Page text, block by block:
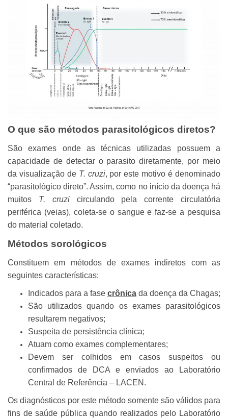
O que são métodos parasitológicos diretos?
São exames onde as técnicas utilizadas possuem a
capacidade de detectar o parasito diretamente, por meio
da visualização de T. cruzi, por este motivo é denominado
“parasitológico direto”. Assim, como no início da doença há
muitos T. cruzi circulando pela corrente circulatória
periférica (veias), coleta-se o sangue e faz-se a pesquisa
do material coletado.
Métodos sorológicos
Constituem em métodos de exames indiretos com as
seguintes características:
Indicados para a fase crônica da doença da Chagas;
São utilizados quando os exames parasitológicos
resultarem negativos;
Suspeita de persistência clínica;
Atuam como exames complementares;
Devem ser colhidos em casos suspeitos ou
confirmados de DCA e enviados ao Laboratório
Central de Referência – LACEN.
Os diagnósticos por este método somente são válidos para
fins de saúde pública quando realizados pelo Laboratório